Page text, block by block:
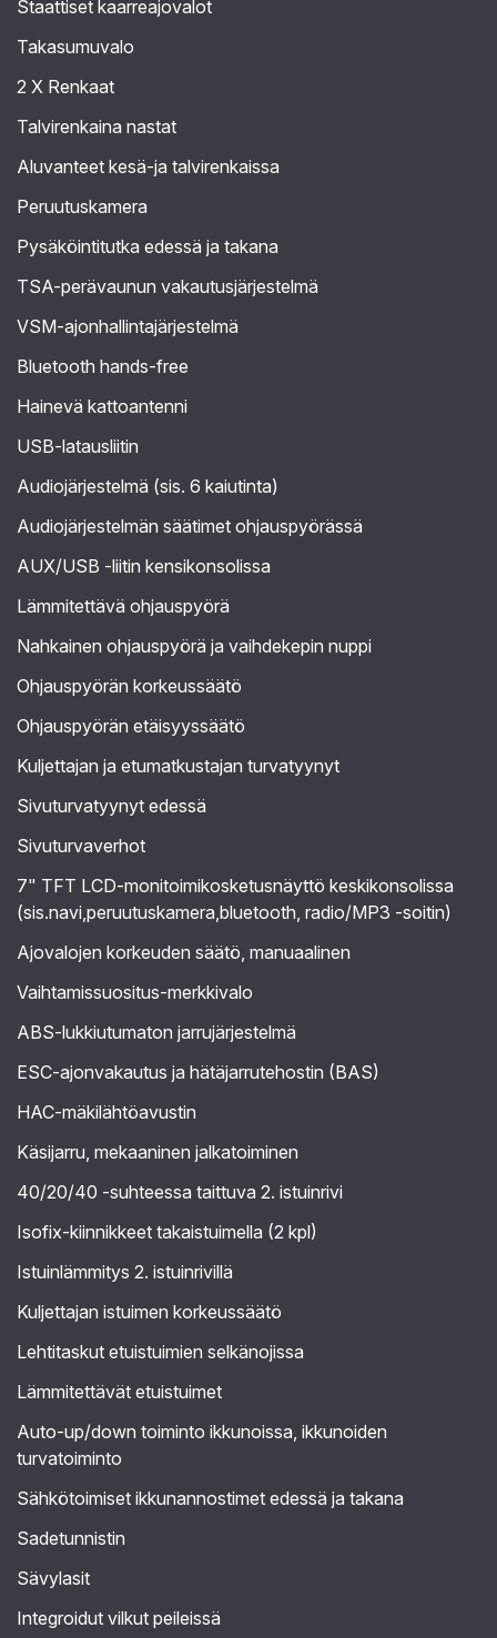
Staattiset kaarreajovalot
Takasumuvalo
2 X Renkaat
Talvirenkaina nastat
Aluvanteet kesä-ja talvirenkaissa
Peruutuskamera
Pysäköintitutka edessä ja takana
TSA-perävaunun vakautusjärjestelmä
VSM-ajonhallintajärjestelmä
Bluetooth hands-free
Hainevä kattoantenni
USB-latausliitin
Audiojärjestelmä (sis. 6 kaiutinta)
Audiojärjestelmän säätimet ohjauspyörässä
AUX/USB -liitin kensikonsolissa
Lämmitettävä ohjauspyörä
Nahkainen ohjauspyörä ja vaihdekepin nuppi
Ohjauspyörän korkeussäätö
Ohjauspyörän etäisyyssäätö
Kuljettajan ja etumatkustajan turvatyynyt
Sivuturvatyynyt edessä
Sivuturvaverhot
7" TFT LCD-monitoimikosketusnäyttö keskikonsolissa
(sis.navi,peruutuskamera,bluetooth, radio/MP3 -soitin)
Ajovalojen korkeuden säätö, manuaalinen
Vaihtamissuositus-merkkivalo
ABS-lukkiutumaton jarrujärjestelmä
ESC-ajonvakautus ja hätäjarrutehostin (BAS)
HAC-mäkilähtöavustin
Käsijarru, mekaaninen jalkatoiminen
40/20/40 -suhteessa taittuva 2. istuinrivi
Isofix-kiinnikkeet takaistuimella (2 kpl)
Istuinlämmitys 2. istuinrivillä
Kuljettajan istuimen korkeussäätö
Lehtitaskut etuistuimien selkänojissa
Lämmitettävät etuistuimet
Auto-up/down toiminto ikkunoissa, ikkunoiden
turvatoiminto
Sähkötoimiset ikkunannostimet edessä ja takana
Sadetunnistin
Sävylasit
Integroidut vilkut peileissä